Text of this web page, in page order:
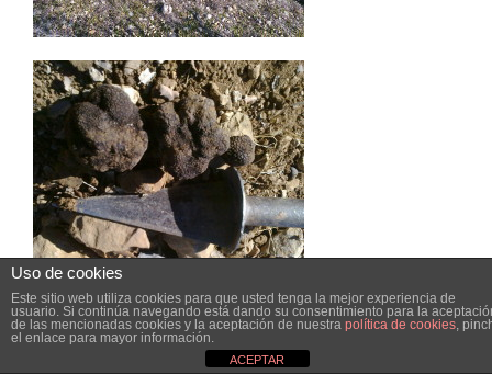
Uso de cookies
Este sitio web utiliza cookies para que usted tenga la mejor experiencia de
usuario. Si continúa navegando está dando su consentimiento para la
de las mencionadas cookies y la aceptación de nuestra política de cookies,
el enlace para mayor información.
ACEPTAR